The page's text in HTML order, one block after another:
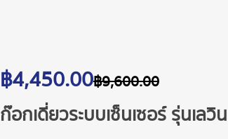
฿9,600.00
฿4,450.00
ก๊อกเดี่ยวระบบเซ็นเซอร์ รุ่นเลวิน